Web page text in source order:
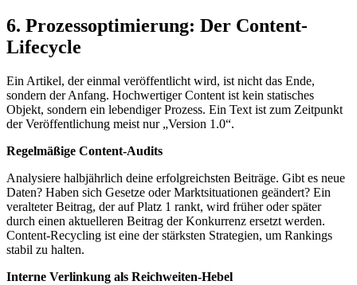
6. Prozessoptimierung: Der Content-
Lifecycle
Ein Artikel, der einmal veröffentlicht wird, ist nicht das Ende,
sondern der Anfang. Hochwertiger Content ist kein statisches
Objekt, sondern ein lebendiger Prozess. Ein Text ist zum Zeitpunkt
der Veröffentlichung meist nur „Version 1.0“.
Regelmäßige Content-Audits
Analysiere halbjährlich deine erfolgreichsten Beiträge. Gibt es neue
Daten? Haben sich Gesetze oder Marktsituationen geändert? Ein
veralteter Beitrag, der auf Platz 1 rankt, wird früher oder später
durch einen aktuelleren Beitrag der Konkurrenz ersetzt werden.
Content-Recycling ist eine der stärksten Strategien, um Rankings
stabil zu halten.
Interne Verlinkung als Reichweiten-Hebel